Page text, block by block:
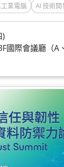
業電腦 AI 技術
)
國際會議廳（A